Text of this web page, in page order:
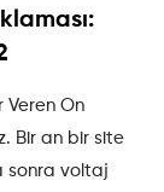
Veren On
Bir an bir site
sonra voltaj